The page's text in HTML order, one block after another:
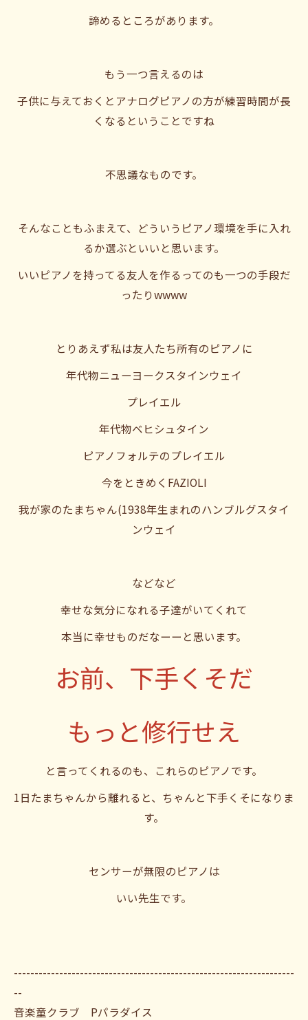
諦めるところがあります。
もう一つ言えるのは
子供に与えておくとアナログピアノの方が練習時間が長
くなるということですね
不思議なものです。
そんなこともふまえて、どういうピアノ環境を手に入れ
るか選ぶといいと思います。
いいピアノを持ってる友人を作るってのも一つの手段だ
ったりwwww
とりあえず私は友人たち所有のピアノに
年代物ニューヨークスタインウェイ
プレイエル
年代物ベヒシュタイン
ピアノフォルテのプレイエル
今をときめくFAZIOLI
我が家のたまちゃん(1938年生まれのハンブルグスタイ
ンウェイ
などなど
幸せな気分になれる子達がいてくれて
本当に幸せものだなーーと思います。
お前、下手くそだ
もっと修行せえ
と言ってくれるのも、これらのピアノです。
1日たまちゃんから離れると、ちゃんと下手くそになりま
す。
センサーが無限のピアノは
いい先生です。
--------------------------------------------------------------------
--
音楽童クラブ Pパラダイス